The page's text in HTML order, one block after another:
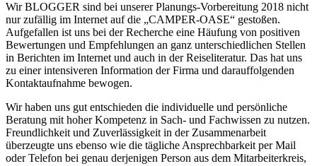
Wir BLOGGER sind bei unserer Planungs-Vorbereitung 2018 nicht
nur zufällig im Internet auf die „CAMPER-OASE“ gestoßen.
Aufgefallen ist uns bei der Recherche eine Häufung von positiven
Bewertungen und Empfehlungen an ganz unterschiedlichen Stellen
in Berichten im Internet und auch in der Reiseliteratur. Das hat uns
zu einer intensiveren Information der Firma und darauffolgenden
Kontaktaufnahme bewogen.
Wir haben uns gut entschieden die individuelle und persönliche
Beratung mit hoher Kompetenz in Sach- und Fachwissen zu nutzen.
Freundlichkeit und Zuverlässigkeit in der Zusammenarbeit
überzeugte uns ebenso wie die tägliche Ansprechbarkeit per Mail
oder Telefon bei genau derjenigen Person aus dem Mitarbeiterkreis,